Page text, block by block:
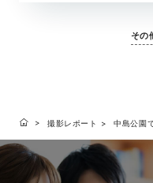
その
撮影レポート 中島公園